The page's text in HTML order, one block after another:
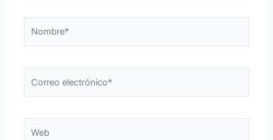
electrónico*